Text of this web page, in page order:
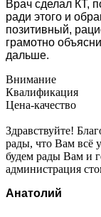
Врач сделал КТ,
ради этого и
позитивный,
грамотно
дальше.
Внимание
Квалификация
Цена-качество
Здравствуйте!
рады, что Вам всё
будем рады Вам и
администрация
Анатолий